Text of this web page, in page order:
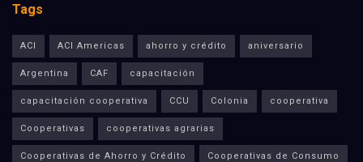
Tags
ACI ACI Americas ahorro y crédito aniversario
Argentina CAF capacitación
capacitación cooperativa CCU Colonia cooperativa
Cooperativas cooperativas agrarias
Cooperativas de Ahorro y Crédito Cooperativas de Consumo